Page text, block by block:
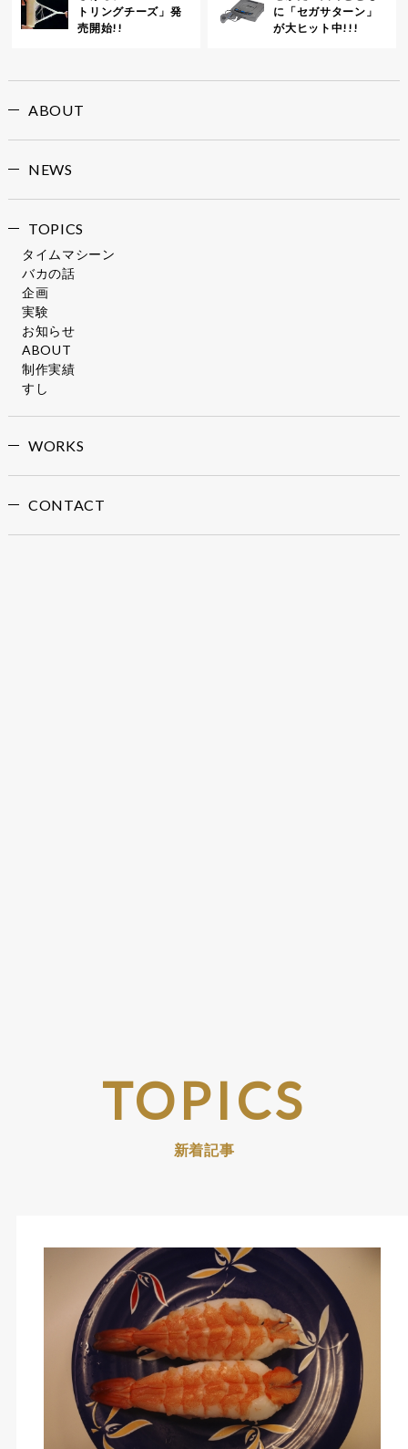
トリングチーズ」発
売開始!!
に「セガサターン」
が大ヒット中!!!
ABOUT
NEWS
TOPICS
タイムマシーン
バカの話
企画
実験
お知らせ
ABOUT
制作実績
すし
WORKS
CONTACT
TOPICS
新着記事